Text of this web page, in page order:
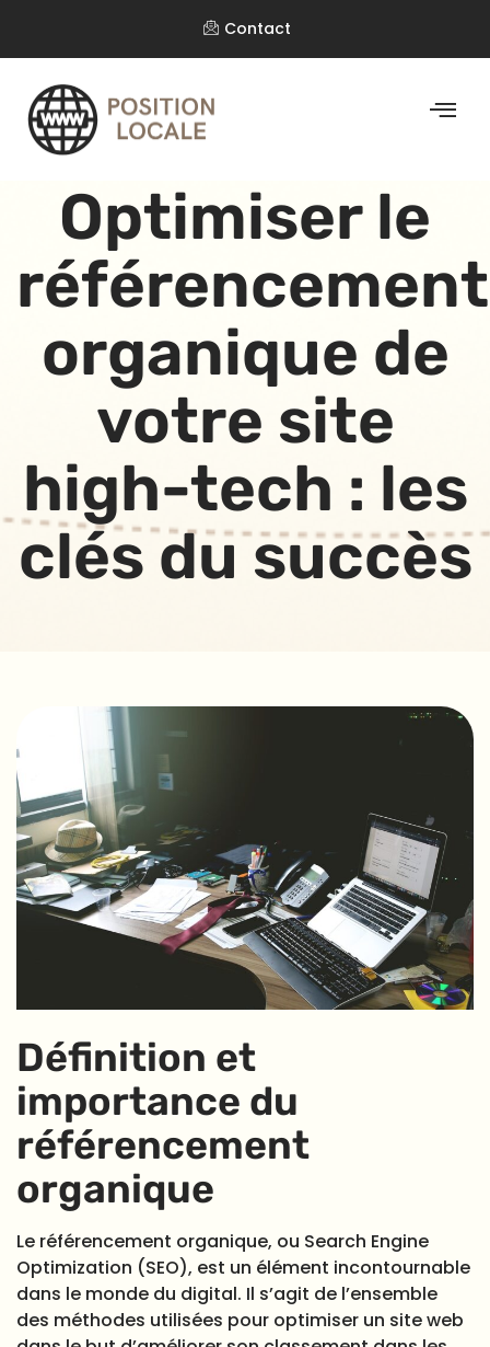
Contact
Optimiser le
référencement
organique de
votre site
high-tech : les
clés du succès
Définition et
importance du
référencement
organique
Le référencement organique, ou Search Engine
Optimization (SEO), est un élément incontournable
dans le monde du digital. Il s’agit de l’ensemble
des méthodes utilisées pour optimiser un site web